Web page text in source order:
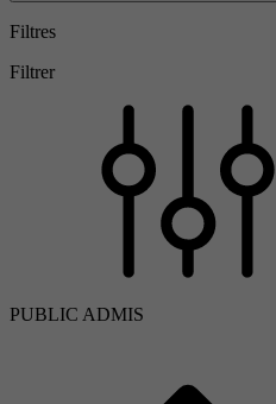
Filtres
Filtrer
PUBLIC ADMIS